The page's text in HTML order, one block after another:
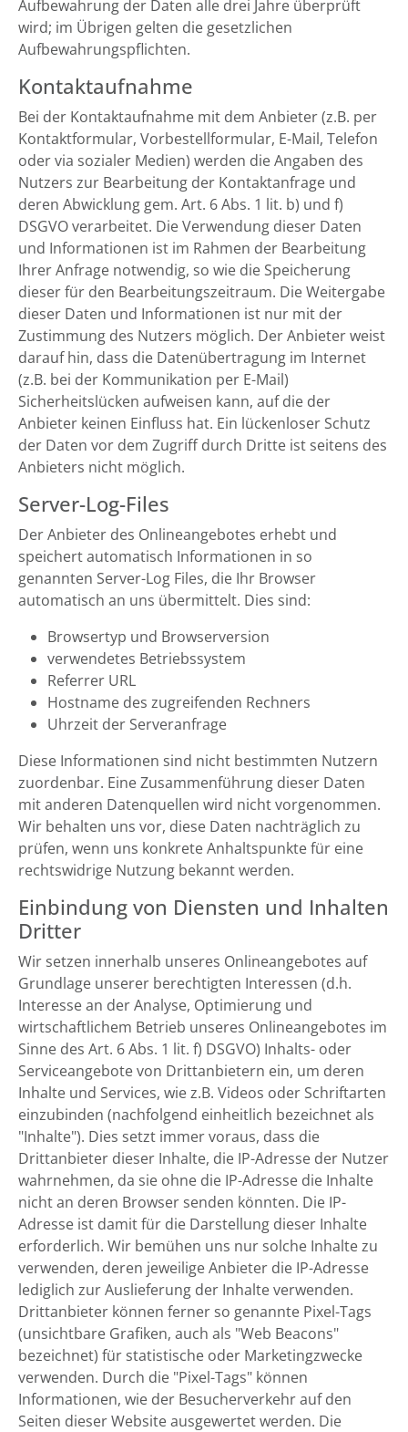
Aufbewahrung der Daten alle drei Jahre überprüft
wird; im Übrigen gelten die gesetzlichen
Aufbewahrungspflichten.
Kontaktaufnahme
Bei der Kontaktaufnahme mit dem Anbieter (z.B. per
Kontaktformular, Vorbestellformular, E-Mail, Telefon
oder via sozialer Medien) werden die Angaben des
Nutzers zur Bearbeitung der Kontaktanfrage und
deren Abwicklung gem. Art. 6 Abs. 1 lit. b) und f)
DSGVO verarbeitet. Die Verwendung dieser Daten
und Informationen ist im Rahmen der Bearbeitung
Ihrer Anfrage notwendig, so wie die Speicherung
dieser für den Bearbeitungszeitraum. Die Weitergabe
dieser Daten und Informationen ist nur mit der
Zustimmung des Nutzers möglich. Der Anbieter weist
darauf hin, dass die Datenübertragung im Internet
(z.B. bei der Kommunikation per E-Mail)
Sicherheitslücken aufweisen kann, auf die der
Anbieter keinen Einfluss hat. Ein lückenloser Schutz
der Daten vor dem Zugriff durch Dritte ist seitens des
Anbieters nicht möglich.
Server-Log-Files
Der Anbieter des Onlineangebotes erhebt und
speichert automatisch Informationen in so
genannten Server-Log Files, die Ihr Browser
automatisch an uns übermittelt. Dies sind:
Browsertyp und Browserversion
verwendetes Betriebssystem
Referrer URL
Hostname des zugreifenden Rechners
Uhrzeit der Serveranfrage
Diese Informationen sind nicht bestimmten Nutzern
zuordenbar. Eine Zusammenführung dieser Daten
mit anderen Datenquellen wird nicht vorgenommen.
Wir behalten uns vor, diese Daten nachträglich zu
prüfen, wenn uns konkrete Anhaltspunkte für eine
rechtswidrige Nutzung bekannt werden.
Einbindung von Diensten und Inhalten
Dritter
Wir setzen innerhalb unseres Onlineangebotes auf
Grundlage unserer berechtigten Interessen (d.h.
Interesse an der Analyse, Optimierung und
wirtschaftlichem Betrieb unseres Onlineangebotes im
Sinne des Art. 6 Abs. 1 lit. f) DSGVO) Inhalts- oder
Serviceangebote von Drittanbietern ein, um deren
Inhalte und Services, wie z.B. Videos oder Schriftarten
einzubinden (nachfolgend einheitlich bezeichnet als
"Inhalte"). Dies setzt immer voraus, dass die
Drittanbieter dieser Inhalte, die IP-Adresse der Nutzer
wahrnehmen, da sie ohne die IP-Adresse die Inhalte
nicht an deren Browser senden könnten. Die IP-
Adresse ist damit für die Darstellung dieser Inhalte
erforderlich. Wir bemühen uns nur solche Inhalte zu
verwenden, deren jeweilige Anbieter die IP-Adresse
lediglich zur Auslieferung der Inhalte verwenden.
Drittanbieter können ferner so genannte Pixel-Tags
(unsichtbare Grafiken, auch als "Web Beacons"
bezeichnet) für statistische oder Marketingzwecke
verwenden. Durch die "Pixel-Tags" können
Informationen, wie der Besucherverkehr auf den
Seiten dieser Website ausgewertet werden. Die